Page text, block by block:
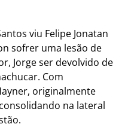
viu Felipe Jonatan
sofrer uma lesão de
Jorge ser devolvido de
Com
originalmente
na lateral